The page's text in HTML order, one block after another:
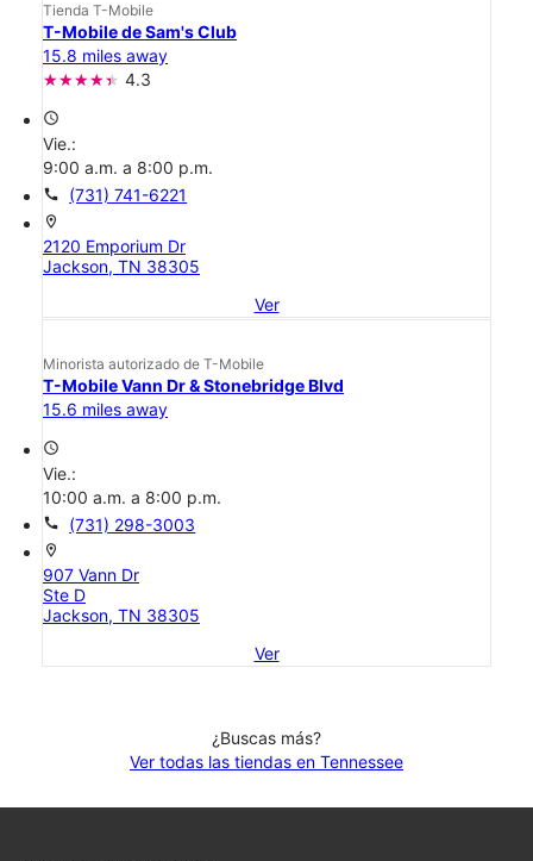
Tienda T-Mobile
T-Mobile de Sam's Club
15.8 miles away
4.3
access_time
Vie.:
9:00 a.m. a 8:00 p.m.
call (731) 741-6221
location_on
2120 Emporium Dr
Jackson, TN 38305
Ver
Minorista autorizado de T-Mobile
T-Mobile Vann Dr & Stonebridge Blvd
15.6 miles away
access_time
Vie.:
10:00 a.m. a 8:00 p.m.
call (731) 298-3003
location_on
907 Vann Dr
Ste D
Jackson, TN 38305
Ver
¿Buscas más?
Ver todas las tiendas en Tennessee